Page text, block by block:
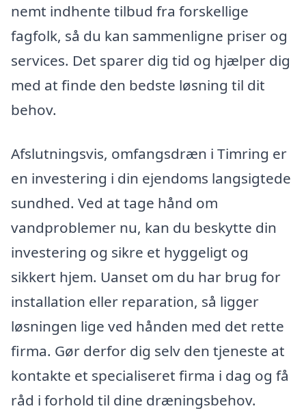
nemt indhente tilbud fra forskellige
fagfolk, så du kan sammenligne priser og
services. Det sparer dig tid og hjælper dig
med at finde den bedste løsning til dit
behov.
Afslutningsvis, omfangsdræn i Timring er
en investering i din ejendoms langsigtede
sundhed. Ved at tage hånd om
vandproblemer nu, kan du beskytte din
investering og sikre et hyggeligt og
sikkert hjem. Uanset om du har brug for
installation eller reparation, så ligger
løsningen lige ved hånden med det rette
firma. Gør derfor dig selv den tjeneste at
kontakte et specialiseret firma i dag og få
råd i forhold til dine dræningsbehov.